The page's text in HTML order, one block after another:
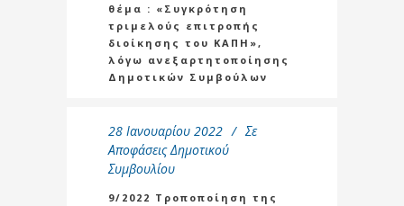
θέμα : «Συγκρότηση
τριμελούς επιτροπής
διοίκησης του ΚΑΠΗ»,
λόγω ανεξαρτητοποίησης
Δημοτικών Συμβούλων
28 Ιανουαρίου 2022
Σε
Αποφάσεις Δημοτικού
Συμβουλίου
9/2022 Τροποποίηση της